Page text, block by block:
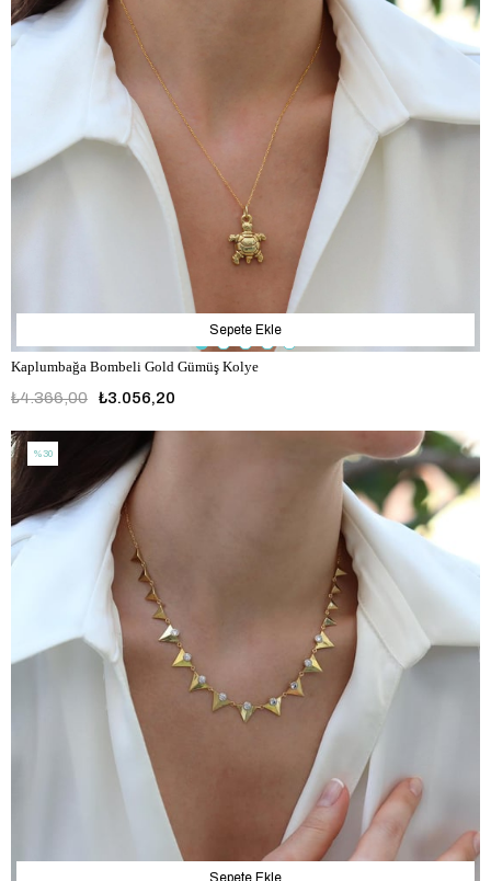
Kaplumbağa Bombeli Gold Gümüş Kolye
₺3.056,20
₺4.366,00
Sepete Ekle
Sepete Ekle
%30